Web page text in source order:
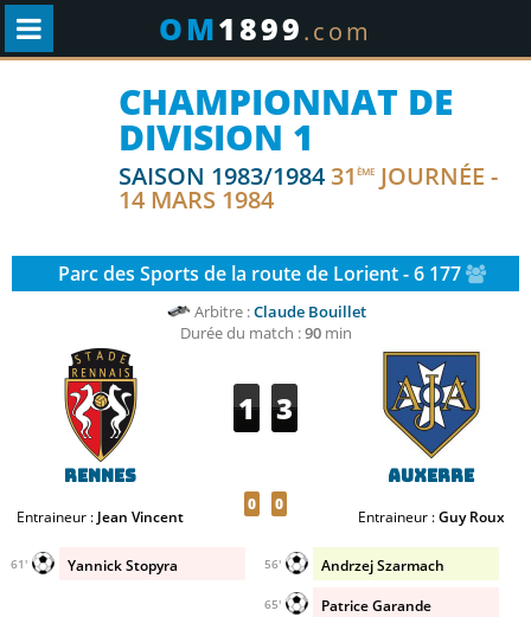
OM1899.com
CHAMPIONNAT DE
DIVISION 1
SAISON 1983/198431 ÈME JOURNÉE -
14 MARS 1984
Parc des Sports de la route de Lorient - 6 177
Arbitre :Claude Bouillet
Durée du match :90min
Rennes
Entraineur : Jean Vincent
1 3
0 0
Auxerre
Entraineur :Guy Roux
Yannick Stopyra
61' Andrzej Szarmach
56'
Patrice Garande
65'